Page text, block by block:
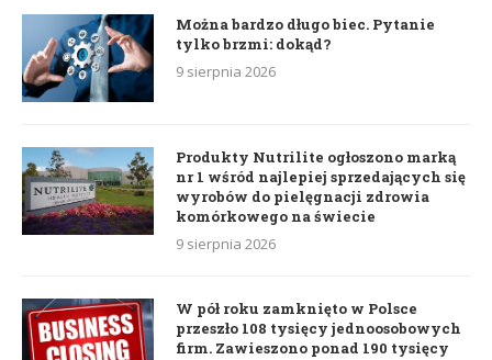
Można bardzo długo biec. Pytanie
tylko brzmi: dokąd?
9 sierpnia 2026
Produkty Nutrilite ogłoszono marką
nr 1 wśród najlepiej sprzedających się
wyrobów do pielęgnacji zdrowia
komórkowego na świecie
9 sierpnia 2026
W pół roku zamknięto w Polsce
przeszło 108 tysięcy jednoosobowych
firm. Zawieszono ponad 190 tysięcy